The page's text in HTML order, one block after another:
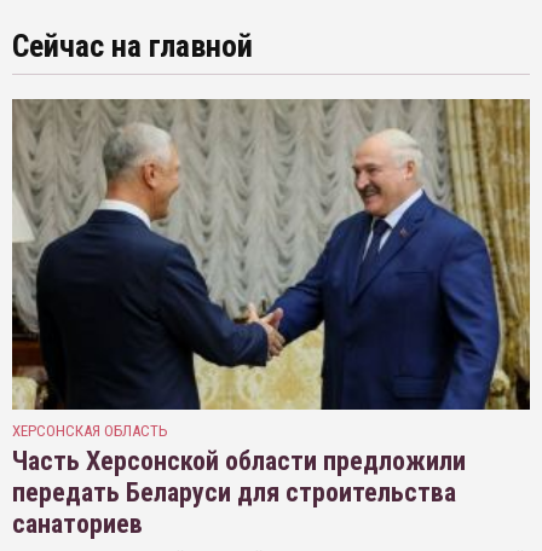
Сейчас на главной
ХЕРСОНСКАЯ ОБЛАСТЬ
Часть Херсонской области предложили
передать Беларуси для строительства
санаториев